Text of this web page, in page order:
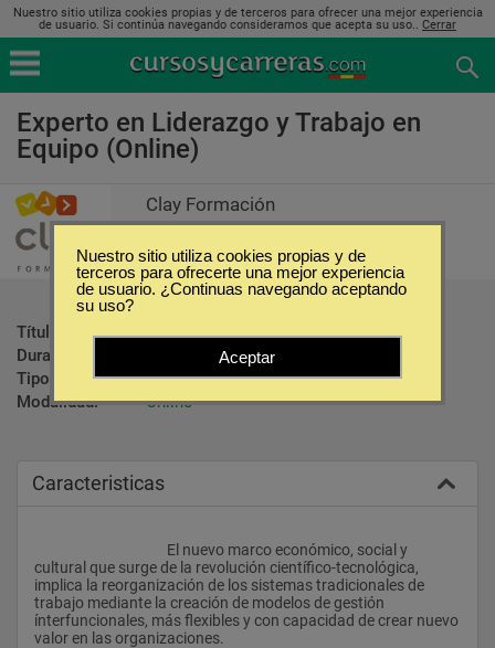
Nuestro sitio utiliza cookies propias y de terceros para ofrecer una mejor experiencia
de usuario. Si continúa navegando consideramos que acepta su uso.. Cerrar
Experto en Liderazgo y Trabajo en
Equipo (Online)
Clay Formación
Título ofrecido:
Certificado
Duración:
345 Horas
Tipo:
Postgrados
Modalidad:
Online
Caracteristicas
cultural que surge de la revolución científico-tecnológica,
implica la reorganización de los sistemas tradicionales de
trabajo mediante la creación de modelos de gestión
ínterfuncionales, más flexibles y con capacidad de crear nuevo
valor en las organizaciones.
Nuestro sitio utiliza cookies propias y de
terceros para ofrecerte una mejor experiencia
de usuario. ¿Continuas navegando aceptando
su uso?
Aceptar